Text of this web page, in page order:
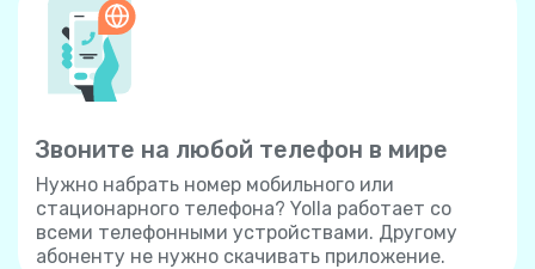
Звоните на любой телефон в мире
Нужно набрать номер мобильного или
стационарного телефона? Yolla работает со
всеми телефонными устройствами. Другому
абоненту не нужно скачивать приложение.